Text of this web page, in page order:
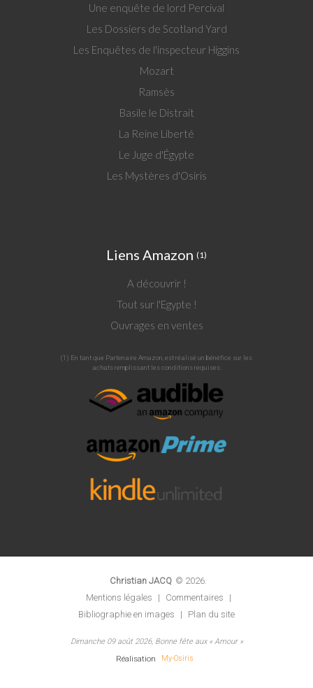
Une enquête de lord Percival
Les Dossiers de Scotland Yard
Les Enquêtes de l'inspecteur Higgins
Mozart
Ramsès
Basile le Distrait
La Reine Liberté
Le Juge d'Égypte
Les Mystères d'Osiris
Liens Amazon (1)
A découvrir !
Tout sur l'Egypte !
Ouvrages en ventes
(1) En tant que Partenaire Amazon, est réalisé un bénéfice sur les
achats remplissant les conditions requises.
Christian JACQ © 2026.
Mentions légales
| Commentaires
|
Bibliographie en images
| Plan du site
Dimanche 09 août 2026, Bonne fête aux « Amour »
Réalisation My-Osiris